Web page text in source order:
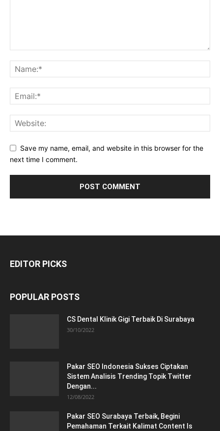
Save my name, email, and website in this browser for the
next time I comment.
EDITOR PICKS
POPULAR POSTS
CS Dental Klinik Gigi Terbaik Di Surabaya
30/10/2022
Pakar SEO Indonesia Sukses Ciptakan
Sistem Analisis Trending Topik Twitter
Dengan...
12/08/2022
Pakar SEO Surabaya Terbaik, Begini
Pemahaman Terkait Kalimat Content Is